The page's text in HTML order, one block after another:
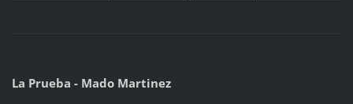
La Prueba - Mado Martinez